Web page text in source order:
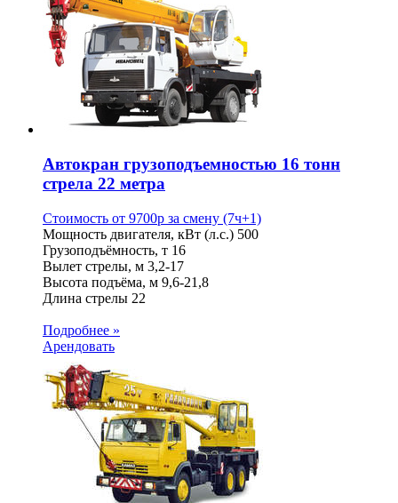
Автокран грузоподъемностью 16 тонн
стрела 22 метра
Стоимость от 9700p за смену (7ч+1)
Мощность двигателя, кВт (л.с.) 500
Грузоподъёмность, т 16
Вылет стрелы, м 3,2-17
Высота подъёма, м 9,6-21,8
Длина стрелы 22
Подробнее »
Арендовать